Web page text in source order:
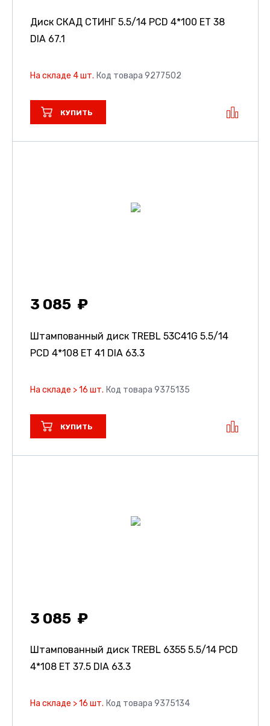
Диск СКАД СТИНГ 5.5/14 PCD 4*100 ET 38
DIA 67.1
На складе 4 шт. Код товара 9277502
КУПИТЬ
3 085
Штампованный диск TREBL 53C41G 5.5/14
PCD 4*108 ET 41 DIA 63.3
На складе > 16 шт. Код товара 9375135
КУПИТЬ
3 085
Штампованный диск TREBL 6355 5.5/14 PCD
4*108 ET 37.5 DIA 63.3
На складе > 16 шт. Код товара 9375134